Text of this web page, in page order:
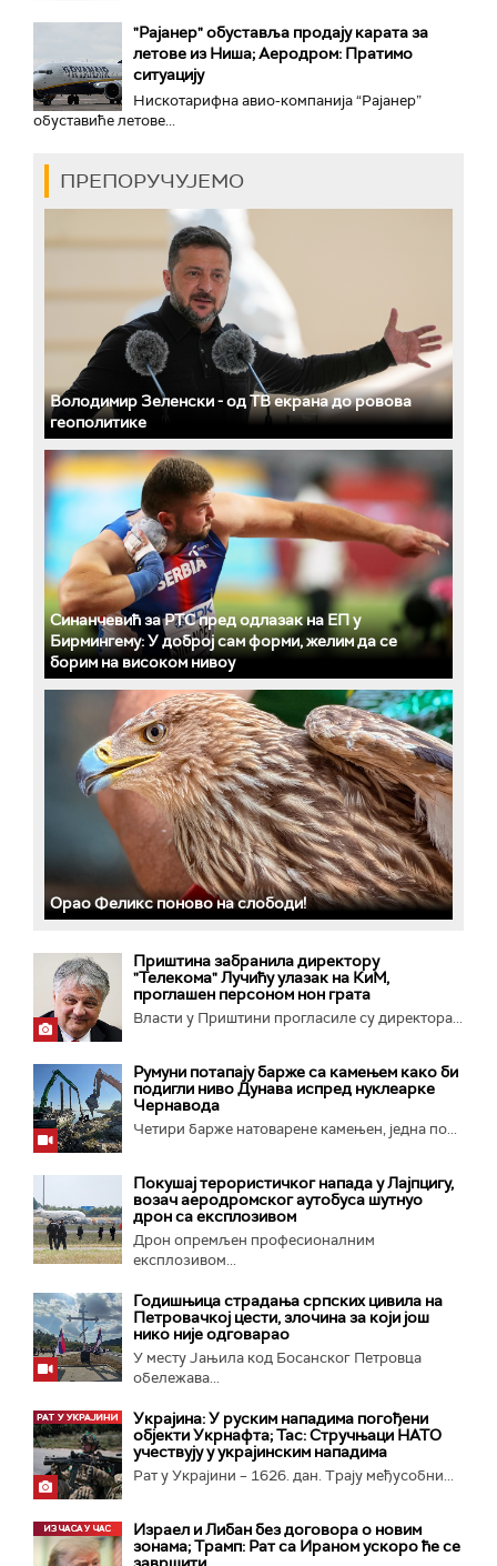
"Рајанер" обуставља продају карата за
летове из Ниша; Аеродром: Пратимо
ситуацију
Нискотарифна авио-компанија “Рајанер”
обуставиће летове...
ПРЕПОРУЧУЈЕМО
Володимир Зеленски - од ТВ екрана до ровова
геополитике
Синанчевић за РТС пред одлазак на ЕП у
Бирмингему: У доброј сам форми, желим да се
борим на високом нивоу
Орао Феликс поново на слободи!
Приштина забранила директору
"Телекома" Лучићу улазак на КиМ,
проглашен персоном нон грата
Власти у Приштини прогласиле су директора...
Румуни потапају барже са камењем како би
подигли ниво Дунава испред нуклеарке
Чернавода
Четири барже натоварене камењен, једна по...
Покушај терористичког напада у Лајпцигу,
возач аеродромског аутобуса шутнуо
дрон са експлозивом
Дрон опремљен професионалним
експлозивом...
Годишњица страдања српских цивила на
Петровачкој цести, злочина за који још
нико није одговарао
У месту Јањила код Босанског Петровца
обележава...
Украјина: У руским нападима погођени
објекти Укрнафта; Тас: Стручњаци НАТО
учествују у украјинским нападима
Рат у Украјини – 1626. дан. Трају међусобни...
Израел и Либан без договора о новим
зонама; Трамп: Рат са Ираном ускоро ће се